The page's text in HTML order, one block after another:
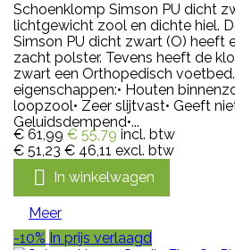
Schoenklomp Simson PU dicht
lichtgewicht zool en dichte hiel.
Simson PU dicht zwart (O) heeft
zacht polster. Tevens heeft de
zwart een Orthopedisch
eigenschappen:• Houten
loopzool• Zeer slijtvast• Geeft
Geluidsdempend•...
€ 61,99 € 55,79 incl. btw
€ 51,23 € 46,11 excl. btw
 In winkelwagen
Meer
-10% In prijs verlaagd